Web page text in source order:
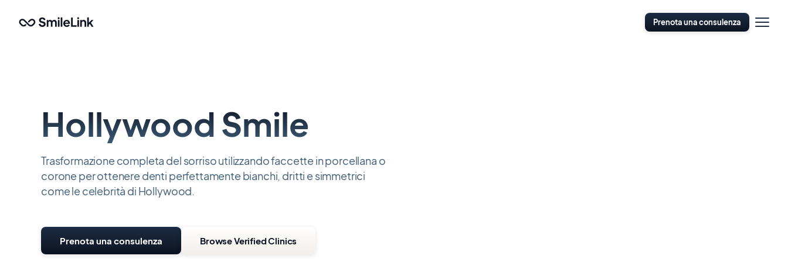
Prenota una consulenza
Apri
Hollywood Smile
Trasformazione completa del sorriso utilizzando faccette in porcellana o
corone per ottenere denti perfettamente bianchi, dritti e simmetrici
come le celebrità di Hollywood.
Prenota una consulenza Browse Verified Clinics